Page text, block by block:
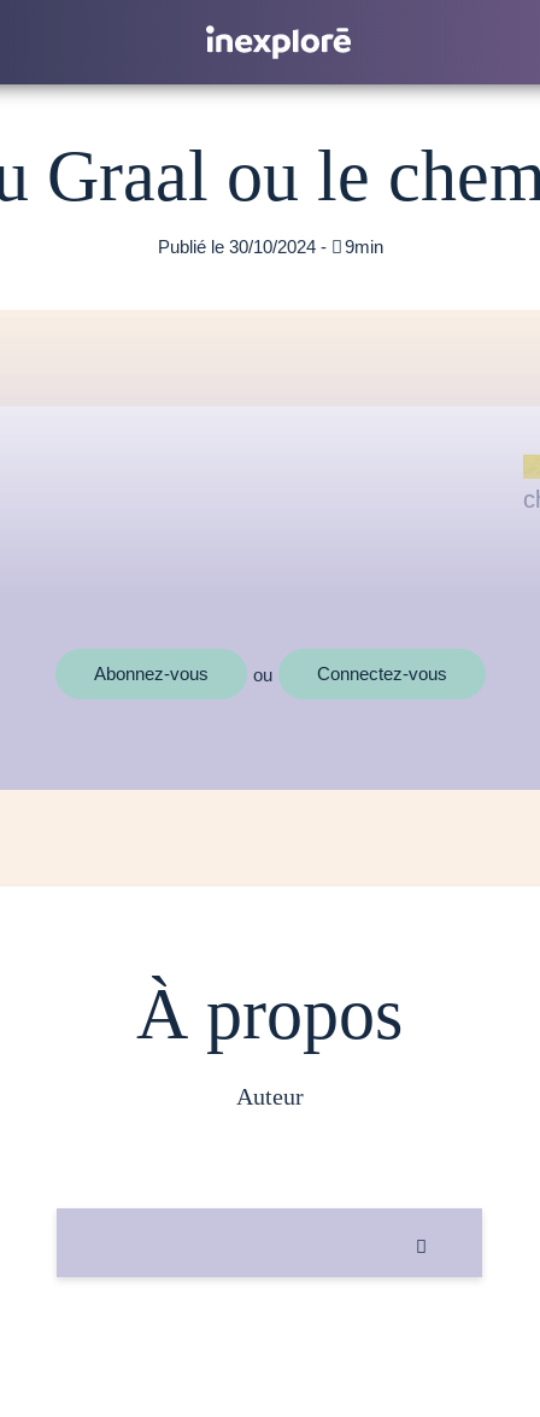
Graal ou le
Publié le 30/10/2024 - 9min
Abonnez-vous ou Connectez-vous
À propos
auteur
